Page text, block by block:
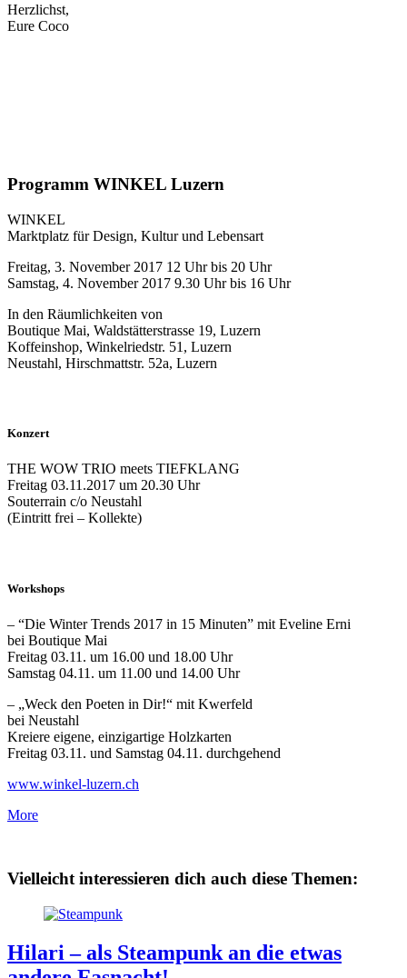
Herzlichst,
Eure Coco
Programm WINKEL Luzern
WINKEL
Marktplatz für Design, Kultur und Lebensart
Freitag, 3. November 2017 12 Uhr bis 20 Uhr
Samstag, 4. November 2017 9.30 Uhr bis 16 Uhr
In den Räumlichkeiten von
Boutique Mai, Waldstätterstrasse 19, Luzern
Koffeinshop, Winkelriedstr. 51, Luzern
Neustahl, Hirschmattstr. 52a, Luzern
Konzert
THE WOW TRIO meets TIEFKLANG
Freitag 03.11.2017 um 20.30 Uhr
Souterrain c/o Neustahl
(Eintritt frei – Kollekte)
Workshops
– “Die Winter Trends 2017 in 15 Minuten” mit Eveline Erni
bei Boutique Mai
Freitag 03.11. um 16.00 und 18.00 Uhr
Samstag 04.11. um 11.00 und 14.00 Uhr
– „Weck den Poeten in Dir!“ mit Kwerfeld
bei Neustahl
Kreiere eigene, einzigartige Holzkarten
Freitag 03.11. und Samstag 04.11. durchgehend
www.winkel-luzern.ch
More
Vielleicht interessieren dich auch diese Themen:
Hilari – als Steampunk an die etwas